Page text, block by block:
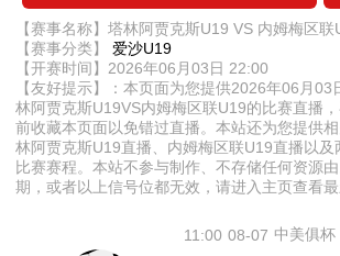
【赛事名称】塔林阿贾克斯U19 VS 内姆梅区联
【赛事分类】 爱沙U19
【开赛时间】2026年06月03日 22:00
【友好提示】：本页面为您提供2026年06月
林阿贾克斯U19VS内姆梅区联U19的比赛直播
前收藏本页面以免错过直播。本站还为您提供
林阿贾克斯U19直播、内姆梅区联U19直播以
比赛赛程。本站不参与制作、不存储任何资源
期，或者以上信号位都无效，请进入主页查看最
08-07
11:00 中美俱杯